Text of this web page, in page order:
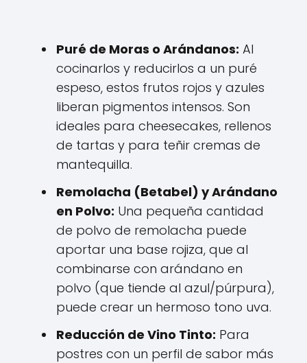
Puré de Moras o Arándanos: Al
cocinarlos y reducirlos a un puré
espeso, estos frutos rojos y azules
liberan pigmentos intensos. Son
ideales para cheesecakes, rellenos
de tartas y para teñir cremas de
mantequilla.
Remolacha (Betabel) y Arándano
en Polvo: Una pequeña cantidad
de polvo de remolacha puede
aportar una base rojiza, que al
combinarse con arándano en
polvo (que tiende al azul/púrpura),
puede crear un hermoso tono uva.
Reducción de Vino Tinto: Para
postres con un perfil de sabor más